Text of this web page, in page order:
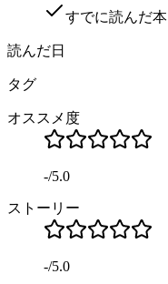
すでに読んだ本
読んだ日
タグ
オススメ度
-/5.0
ストーリー
-/5.0